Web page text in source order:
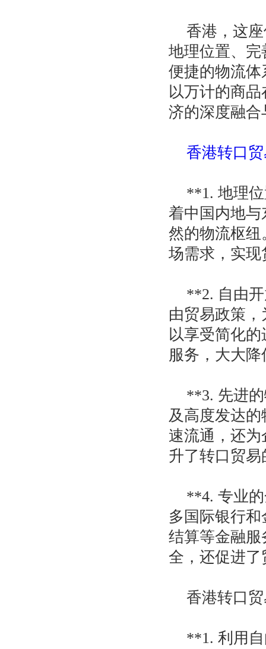
香港，这
地理位置、
便捷的物流
以万计的商
济的深度融合
香港转口
**1. 地理
着中国内地
然的物流枢
场需求，实
**2. 自由
由贸易政策
以享受简化
服务，大大
**3. 先进
及高度发达
速流通，还
升了转口贸
**4. 专业
多国际银行
结算等金融
全，还促进
香港转口
**1. 利用